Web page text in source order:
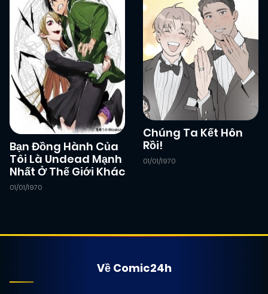
Bạn Đồng Hành Của
Tôi Là Undead Mạnh
Nhất Ở Thế Giới Khác
01/01/1970
Chúng Ta Kết Hôn
Rồi!
01/01/1970
Về Comic24h